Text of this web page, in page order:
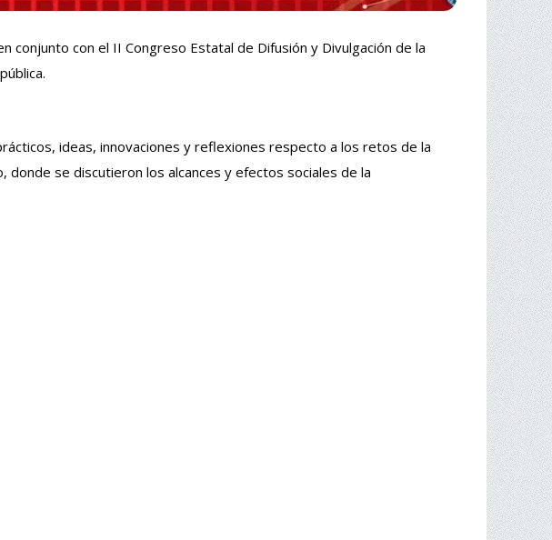
conjunto con el II Congreso Estatal de Difusión y Divulgación de la
ideas, innovaciones y reflexiones respecto a los retos de la
donde se discutieron los alcances y efectos sociales de la